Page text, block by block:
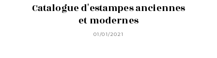
Catalogue d'estampes anciennes
et modernes
01/01/2021